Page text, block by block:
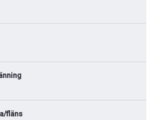
fläns